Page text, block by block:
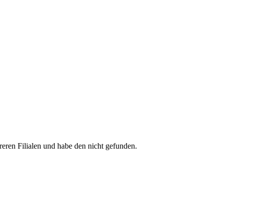
Filialen und habe den nicht gefunden.